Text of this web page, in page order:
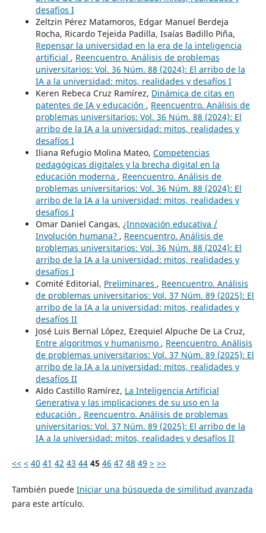
desafíos I
Zeltzin Pérez Matamoros, Edgar Manuel Berdeja
Rocha, Ricardo Tejeida Padilla, Isaías Badillo Piña,
Repensar la universidad en la era de la inteligencia
artificial , Reencuentro. Análisis de problemas
universitarios: Vol. 36 Núm. 88 (2024): El arribo de la
IA a la universidad: mitos, realidades y desafíos I
Keren Rebeca Cruz Ramírez, Dinámica de citas en
patentes de IA y educación , Reencuentro. Análisis de
problemas universitarios: Vol. 36 Núm. 88 (2024): El
arribo de la IA a la universidad: mitos, realidades y
desafíos I
Iliana Refugio Molina Mateo, Competencias
pedagógicas digitales y la brecha digital en la
educación moderna , Reencuentro. Análisis de
problemas universitarios: Vol. 36 Núm. 88 (2024): El
arribo de la IA a la universidad: mitos, realidades y
desafíos I
Omar Daniel Cangas, ¿Innovación educativa /
Involución humana? , Reencuentro. Análisis de
problemas universitarios: Vol. 36 Núm. 88 (2024): El
arribo de la IA a la universidad: mitos, realidades y
desafíos I
Comité Editorial, Preliminares , Reencuentro. Análisis
de problemas universitarios: Vol. 37 Núm. 89 (2025): El
arribo de la IA a la universidad: mitos, realidades y
desafíos II
José Luis Bernal López, Ezequiel Alpuche De La Cruz,
Entre algoritmos y humanismo , Reencuentro. Análisis
de problemas universitarios: Vol. 37 Núm. 89 (2025): El
arribo de la IA a la universidad: mitos, realidades y
desafíos II
Aldo Castillo Ramírez, La Inteligencia Artificial
Generativa y las implicaciones de su uso en la
educación , Reencuentro. Análisis de problemas
universitarios: Vol. 37 Núm. 89 (2025): El arribo de la
IA a la universidad: mitos, realidades y desafíos II
<< < 40 41 42 43 44 45 46 47 48 49 > >>
También puede Iniciar una búsqueda de similitud avanzada
para este artículo.